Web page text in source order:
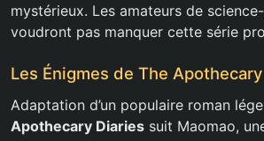
mystérieux. Les amateurs de
voudront pas manquer cette série
Les Énigmes de The
Adaptation d’un populaire roman
Apothecary Diaries suit Maomao,